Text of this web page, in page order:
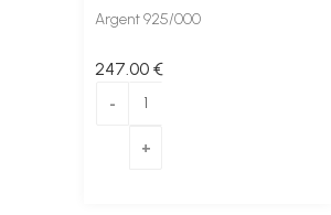
Argent 925/000
247 .00 €